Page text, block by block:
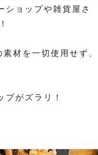
ショップや雑貨屋さ
材を一切使用せず、
がズラリ！